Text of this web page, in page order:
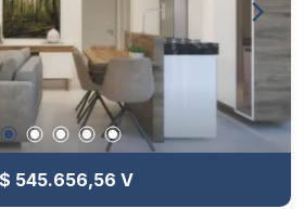
piscina, quadra poliesportiva,
playground. Além disso, está
região privilegiada, próximo a
farmácias e com fácil
da cidade. Não perca a
em um imóvel de alto
melhores bairros de Ribeirão
conosco e agende uma
545.656,56 V